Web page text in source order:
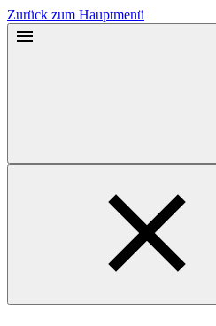
Zurück zum Hauptmenü